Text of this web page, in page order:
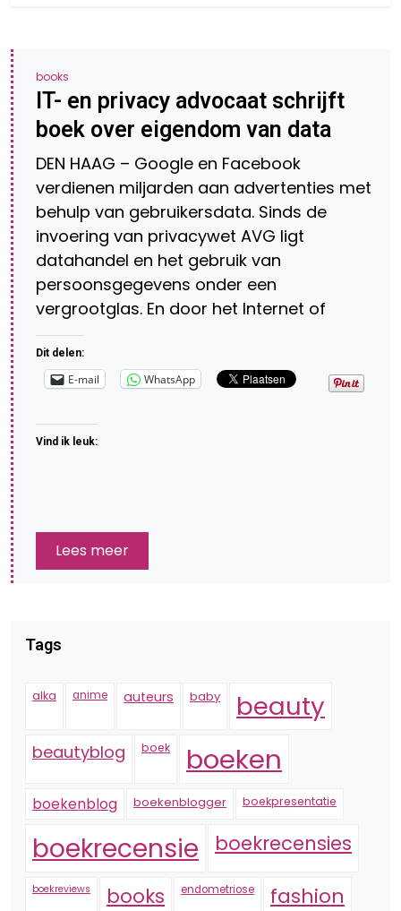
books
IT- en privacy advocaat schrijft
boek over eigendom van data
DEN HAAG – Google en Facebook
verdienen miljarden aan advertenties met
behulp van gebruikersdata. Sinds de
invoering van privacywet AVG ligt
datahandel en het gebruik van
persoonsgegevens onder een
vergrootglas. En door het Internet of
Dit delen:
E-mail WhatsApp
Vind ik leuk:
Lees meer
Tags
alka anime auteurs baby beauty
beautyblog boek boeken
boekenblog boekenblogger boekpresentatie
boekrecensie boekrecensies
boekreviews books endometriose fashion